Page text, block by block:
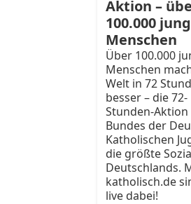
Aktion –
100.000
Menschen
Über 100.000
Menschen
Welt in 72
besser – die 72-
Stunden-Aktion
Bundes der
Katholischen
die größte
Deutschlands.
katholisch.de
live dabei!